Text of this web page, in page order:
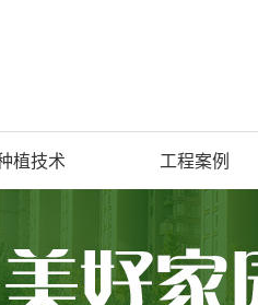
植技术 工程案例